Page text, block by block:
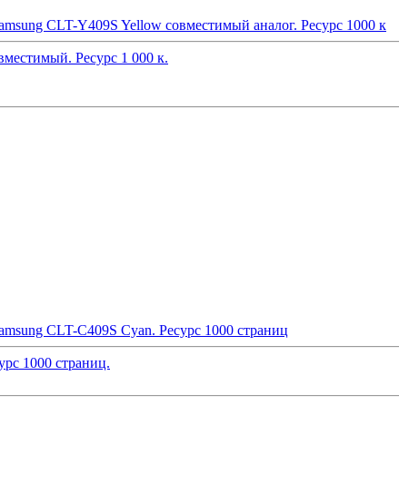
CLT-Y409S Yellow совместимый аналог. Ресурс 1000 к
Ресурс 1 000 к.
CLT-C409S Cyan. Ресурс 1000 страниц
1000 страниц.